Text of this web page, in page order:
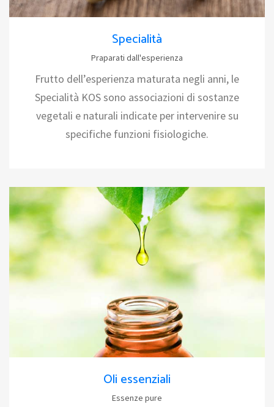
Specialità
Praparati dall'esperienza
Frutto dell’esperienza maturata negli anni, le
Specialità KOS sono associazioni di sostanze
vegetali e naturali indicate per intervenire su
specifiche funzioni fisiologiche.
Oli essenziali
Essenze pure